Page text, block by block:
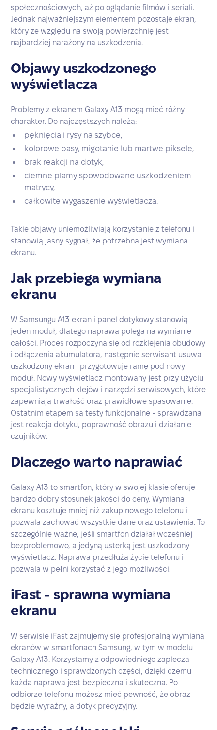
społecznościowych, aż po oglądanie filmów i seriali.
Jednak najważniejszym elementem pozostaje ekran,
który ze względu na swoją powierzchnię jest
najbardziej narażony na uszkodzenia.
Objawy uszkodzonego
wyświetlacza
Problemy z ekranem Galaxy A13 mogą mieć różny
charakter. Do najczęstszych należą:
pęknięcia i rysy na szybce,
kolorowe pasy, migotanie lub martwe piksele,
brak reakcji na dotyk,
ciemne plamy spowodowane uszkodzeniem
matrycy,
całkowite wygaszenie wyświetlacza.
Takie objawy uniemożliwiają korzystanie z telefonu i
stanowią jasny sygnał, że potrzebna jest wymiana
ekranu.
Jak przebiega wymiana
ekranu
W Samsungu A13 ekran i panel dotykowy stanowią
jeden moduł, dlatego naprawa polega na wymianie
całości. Proces rozpoczyna się od rozklejenia obudowy
i odłączenia akumulatora, następnie serwisant usuwa
uszkodzony ekran i przygotowuje ramę pod nowy
moduł. Nowy wyświetlacz montowany jest przy użyciu
specjalistycznych klejów i narzędzi serwisowych, które
zapewniają trwałość oraz prawidłowe spasowanie.
Ostatnim etapem są testy funkcjonalne - sprawdzana
jest reakcja dotyku, poprawność obrazu i działanie
czujników.
Dlaczego warto naprawiać
Galaxy A13 to smartfon, który w swojej klasie oferuje
bardzo dobry stosunek jakości do ceny. Wymiana
ekranu kosztuje mniej niż zakup nowego telefonu i
pozwala zachować wszystkie dane oraz ustawienia. To
szczególnie ważne, jeśli smartfon działał wcześniej
bezproblemowo, a jedyną usterką jest uszkodzony
wyświetlacz. Naprawa przedłuża życie telefonu i
pozwala w pełni korzystać z jego możliwości.
iFast - sprawna wymiana
ekranu
W serwisie iFast zajmujemy się profesjonalną wymianą
ekranów w smartfonach Samsung, w tym w modelu
Galaxy A13. Korzystamy z odpowiedniego zaplecza
technicznego i sprawdzonych części, dzięki czemu
każda naprawa jest bezpieczna i skuteczna. Po
odbiorze telefonu możesz mieć pewność, że obraz
będzie wyraźny, a dotyk precyzyjny.